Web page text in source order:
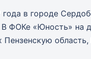
в городе
ФОКе «Юность» на
Пензенскую